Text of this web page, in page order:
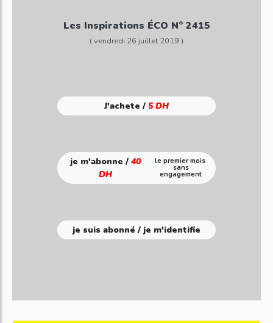
Les Inspirations ÉCO N° 2415
( vendredi 26 juillet 2019 )
J'achete / 5 DH
je m'abonne /40
DH
le premier mois
sans
engagement
je suis abonné / je m'identifie